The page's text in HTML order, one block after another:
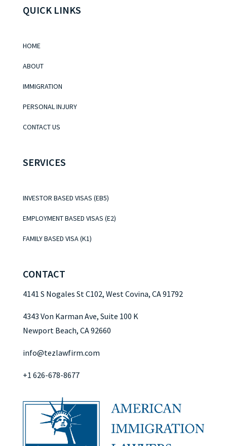
QUICK LINKS
HOME
ABOUT
IMMIGRATION
PERSONAL INJURY
CONTACT US
SERVICES
INVESTOR BASED VISAS (EB5)
EMPLOYMENT BASED VISAS (E2)
FAMILY BASED VISA (K1)
CONTACT
4141 S Nogales St C102, West Covina, CA 91792
4343 Von Karman Ave, Suite 100 K
Newport Beach, CA 92660
info@tezlawfirm.com
+1 626-678-8677